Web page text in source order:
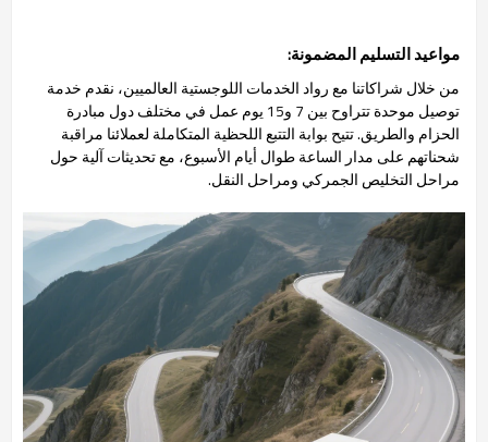
مواعيد التسليم المضمونة:
من خلال شراكاتنا مع رواد الخدمات اللوجستية العالميين، نقدم خدمة
توصيل موحدة تتراوح بين 7 و15 يوم عمل في مختلف دول مبادرة
الحزام والطريق. تتيح بوابة التتبع اللحظية المتكاملة لعملائنا مراقبة
شحناتهم على مدار الساعة طوال أيام الأسبوع، مع تحديثات آلية حول
مراحل التخليص الجمركي ومراحل النقل.